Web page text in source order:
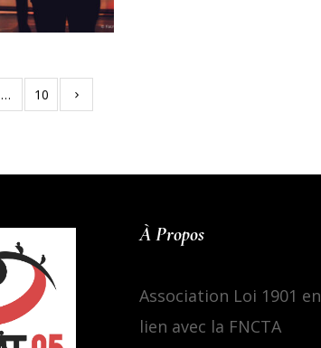
… 10
À Propos
Association Loi 1901 en
lien avec la FNCTA